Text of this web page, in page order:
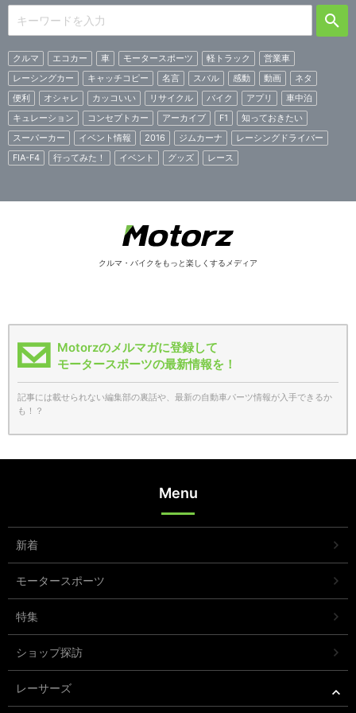
クルマ エコカー 車 モータースポーツ 軽トラック
営業車
レーシングカー
キャッチコピー 名言 スバル 感動 動画
ネタ
便利
オシャレ カッコいい リサイクル バイク アプリ
車中泊
キュレーション
コンセプトカー アーカイブ F1
知っておきたい
スーパーカー
イベント情報 2016 ジムカーナ
レーシングドライバー
FIA-F4
行ってみた！ イベント グッズ レース
クルマ・バイクをもっと楽しくするメディア
Motorzのメルマガに登録して
モータースポーツの最新情報を！
記事には載せられない編集部の裏話や、最新の自動車パーツ情報が入手できるか
も！？
Menu
新着
モータースポーツ
特集
ショップ探訪
レーサーズ